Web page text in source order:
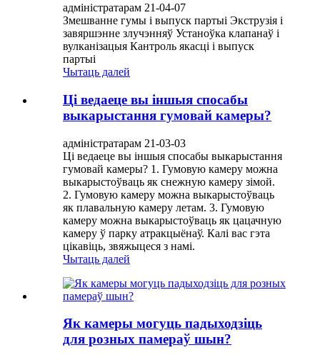
адміністратарам 21-04-07
Змешванне гумы і выпуск партыі Экструзія і
завяршэнне злучэнняў Устаноўка клапанаў і
вулканізацыя Кантроль якасці і выпуск
партыі
Чытаць далей
Ці ведаеце вы іншыя спосабы
выкарыстання гумовай камеры?
адміністратарам 21-03-03
Ці ведаеце вы іншыя спосабы выкарыстання
гумовай камеры? 1. Гумовую камеру можна
выкарыстоўваць як снежную камеру зімой.
2. Гумовую камеру можна выкарыстоўваць
як плавальную камеру летам. 3. Гумовую
камеру можна выкарыстоўваць як цацачную
камеру ў парку атракцыёнаў. Калі вас гэта
цікавіць, звяжыцеся з намі.
Чытаць далей
Як камеры могуць падыходзіць
для розных памераў шын?